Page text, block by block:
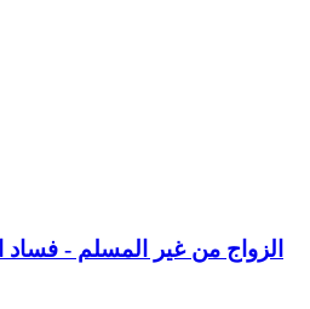
الزواج من غير المسلم - فساد